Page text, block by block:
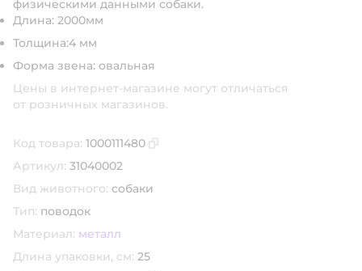
физическими данными собаки.
Длина: 2000мм
Толщина:4 мм
Форма звена: овальная
Цены в интернет-магазине могут отличаться
от розничных магазинов.
Код товара: 1000111480
Артикул: 31040002
Вид животного: собаки
Тип: поводок
Материал: металл
Длина упаковки, см: 25